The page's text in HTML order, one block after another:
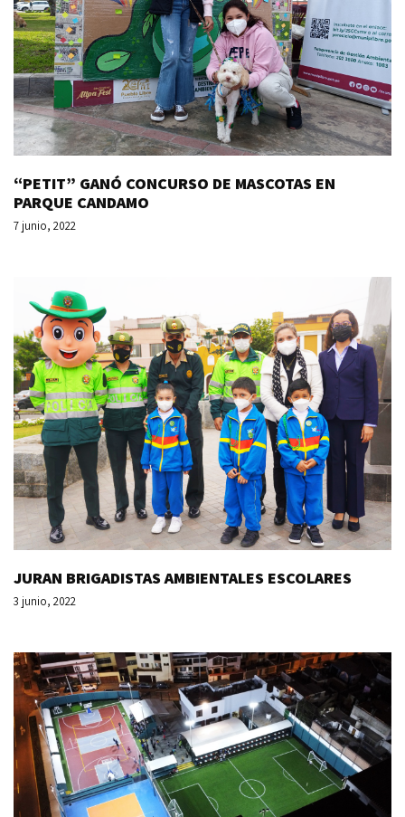
“PETIT” GANÓ CONCURSO DE MASCOTAS EN
PARQUE CANDAMO
7 junio, 2022
JURAN BRIGADISTAS AMBIENTALES ESCOLARES
3 junio, 2022